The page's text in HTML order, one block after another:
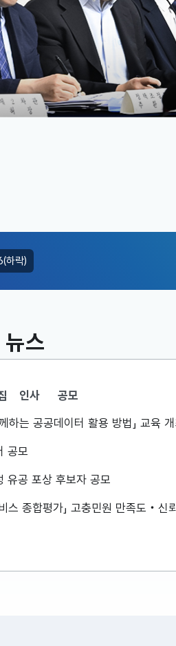
하락)
하락)
·혼인세액공제 등
종료되는 것이 아
월) 「2026년 세제
부 제도를 재정(예
구
계
뉴스
하는 공공데이터 활용 방법」 교육 개
공모
유공 포상 후보자 공모
인사 공모